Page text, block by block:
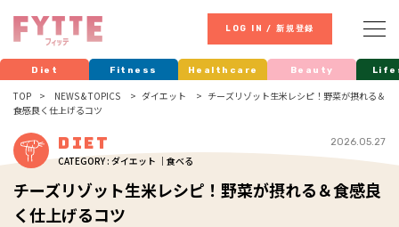
LOG IN / 新規登録
Diet Fitness Healthcare Beauty
TOP NEWS & TOPICS ダイエット
チーズリゾット生米レシピ！野菜が摂れる＆
食感良く仕上げるコツ
Diet
CATEGORY : ダイエット ｜食べる
2026.05.27
チーズリゾット生米レシピ！野菜が摂れる＆食感良
く仕上げるコツ